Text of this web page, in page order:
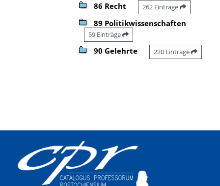
86 Recht 262 Einträge
89 Politikwissenschaften
59 Einträge
90 Gelehrte 220 Einträge